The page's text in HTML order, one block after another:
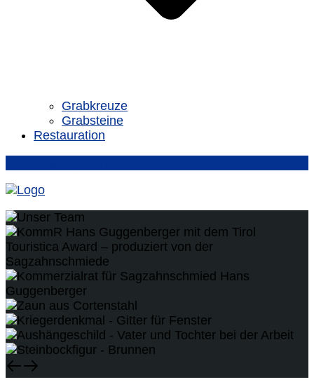
Grabkreuze
Grabsteine
Restauration